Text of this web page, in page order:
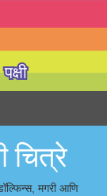
पक्षी
चित्रे
मगरी आणि